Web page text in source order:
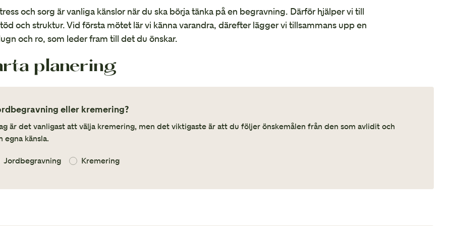
och sorg är vanliga känslor när du ska börja tänka på en begravning. Därför hjälper vi till
och struktur. Vid första mötet lär vi känna varandra, därefter lägger vi tillsammans upp en
och ro, som leder fram till det du önskar.
planering
eller kremering?
är det vanligast att välja kremering, men det viktigaste är att du följer önskemålen från den som avlidit och
egna känsla.
Jordbegravning Kremering